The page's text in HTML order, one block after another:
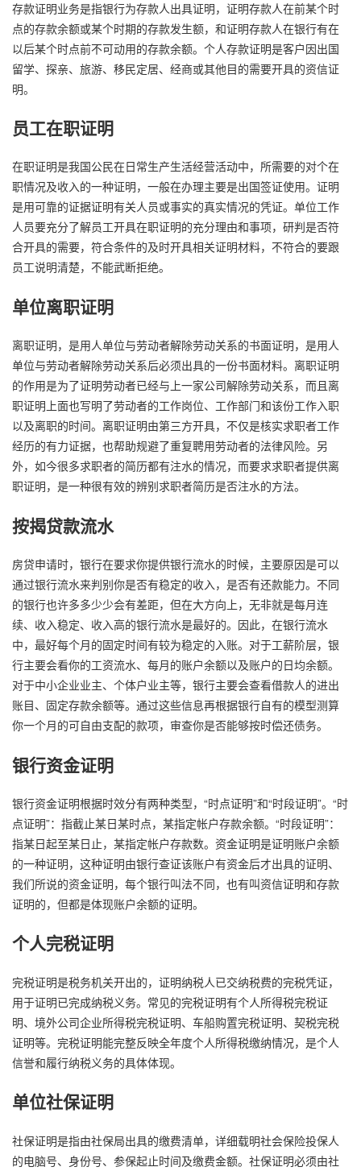
存款证明业务是指银行为存款人出具证明，证明存款人在前某个时
点的存款余额或某个时期的存款发生额，和证明存款人在银行有在
以后某个时点前不可动用的存款余额。个人存款证明是客户因出国
留学、探亲、旅游、移民定居、经商或其他目的需要开具的资信证
明。
员工在职证明
在职证明是我国公民在日常生产生活经营活动中，所需要的对个在
职情况及收入的一种证明，一般在办理主要是出国签证使用。证明
是用可靠的证据证明有关人员或事实的真实情况的凭证。单位工作
人员要充分了解员工开具在职证明的充分理由和事项，研判是否符
合开具的需要，符合条件的及时开具相关证明材料，不符合的要跟
员工说明清楚，不能武断拒绝。
单位离职证明
离职证明，是用人单位与劳动者解除劳动关系的书面证明，是用人
单位与劳动者解除劳动关系后必须出具的一份书面材料。离职证明
的作用是为了证明劳动者已经与上一家公司解除劳动关系，而且离
职证明上面也写明了劳动者的工作岗位、工作部门和该份工作入职
以及离职的时间。离职证明由第三方开具，不仅是核实求职者工作
经历的有力证据，也帮助规避了重复聘用劳动者的法律风险。另
外，如今很多求职者的简历都有注水的情况，而要求求职者提供离
职证明，是一种很有效的辨别求职者简历是否注水的方法。
按揭贷款流水
房贷申请时，银行在要求你提供银行流水的时候，主要原因是可以
通过银行流水来判别你是否有稳定的收入，是否有还款能力。不同
的银行也许多多少少会有差距，但在大方向上，无非就是每月连
续、收入稳定、收入高的银行流水是最好的。因此，在银行流水
中，最好每个月的固定时间有较为稳定的入账。对于工薪阶层，银
行主要会看你的工资流水、每月的账户余额以及账户的日均余额。
对于中小企业业主、个体户业主等，银行主要会查看借款人的进出
账目、固定存款余额等。通过这些信息再根据银行自有的模型测算
你一个月的可自由支配的款项，审查你是否能够按时偿还债务。
银行资金证明
银行资金证明根据时效分有两种类型，“时点证明”和“时段证明”。“时
点证明”：指截止某日某时点，某指定帐户存款余额。“时段证明”：
指某日起至某日止，某指定帐户存款数。资金证明是证明账户余额
的一种证明，这种证明由银行查证该账户有资金后才出具的证明、
我们所说的资金证明，每个银行叫法不同，也有叫资信证明和存款
证明的，但都是体现账户余额的证明。
个人完税证明
完税证明是税务机关开出的，证明纳税人已交纳税费的完税凭证，
用于证明已完成纳税义务。常见的完税证明有个人所得税完税证
明、境外公司企业所得税完税证明、车船购置完税证明、契税完税
证明等。完税证明能完整反映全年度个人所得税缴纳情况，是个人
信誉和履行纳税义务的具体体现。
单位社保证明
社保证明是指由社保局出具的缴费清单，详细载明社会保险投保人
的电脑号、身份号、参保起止时间及缴费金额。社保证明必须由社